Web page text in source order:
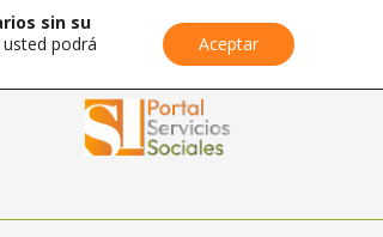
sin su
podrá
Aceptar